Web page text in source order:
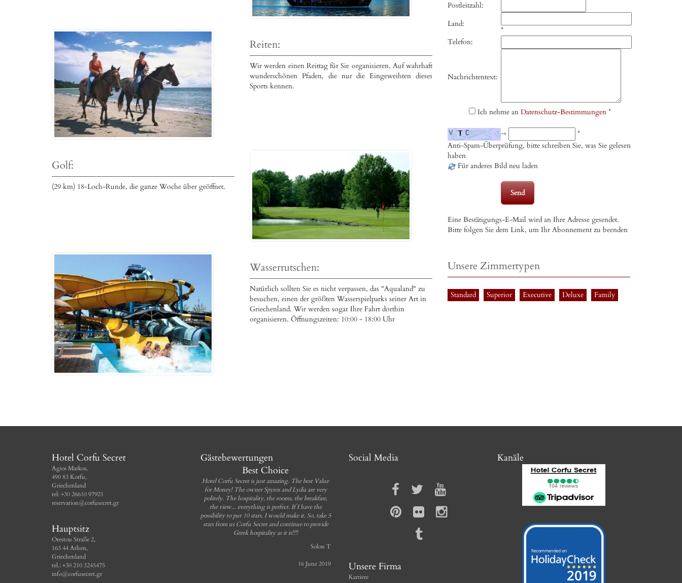
Reiten:
Wir werden einen Reittag für Sie organisieren. Auf wahrhaft
wunderschönen Pfaden, die nur die Eingeweihten dieses
Sports kennen.
Golf:
(29 km) 18-Loch-Runde, die ganze Woche über geöffnet.
Wasserrutschen:
Natürlich sollten Sie es nicht verpassen, das "Aqualand" zu
besuchen, einen der größten Wasserspielparks seiner Art in
Griechenland. Wir werden sogar Ihre Fahrt dorthin
organisieren. Öffnungszeiten: 10:00 - 18:00 Uhr
Postleitzahl:
Land:
*
Telefon:
Nachrichtentext:
Ich nehme an Datenschutz-Bestimmungen *
→
*
Anti-Spam-Überprüfung, bitte schreiben Sie, was Sie gelesen
haben
Für anderes Bild neu laden
Eine Bestätigungs-E-Mail wird an Ihre Adresse gesendet.
Bitte folgen Sie dem Link, um Ihr Abonnement zu beenden
Unsere Zimmertypen
Standard Superior Executive Deluxe Family
Hotel Corfu Secret
Agios Markos,
490 83 Korfu,
Griechenland
tel: +30 26610 97921
reservation@corfusecret.gr
Hauptsitz
Orestou Straße 2,
163 44 Athen,
Griechenland
tel.: +30 210 3245475
info@corfusecret.gr
Gästebewertungen
Best Choice
Hotel Corfu Secret is just amazing. The best Value
for Money! The owner Spyros and Lydia are very
politely. The hospitality, the rooms, the breakfast,
the view... everything is perfect. If I have the
possibility to put 10 stars, I would make it. So, take 5
stars from us Corfu Secret and continue to provide
Greek hospitality as it is!!!!
Solon T
16 June 2019
Social Media
Unsere Firma
Karriere
Kanäle